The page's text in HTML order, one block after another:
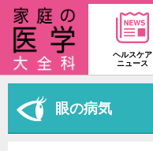
ヘルスケア
ニュース
眼の病気